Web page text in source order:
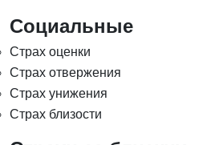
Социальные
Страх оценки
Страх отвержения
Страх унижения
Страх близости